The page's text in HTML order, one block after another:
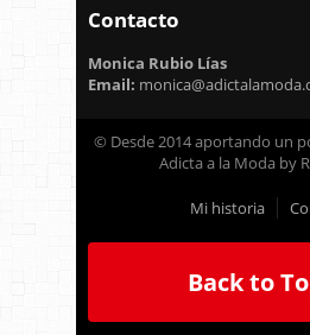
Contacto
Monica Rubio Lías
Email:
© Desde 2014 aportando un
Adicta a la Moda by
Mi historia
Back to